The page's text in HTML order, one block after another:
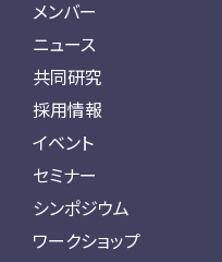
メンバー
ニュース
共同研究
採用情報
イベント
セミナー
シンポジウム
ワークショップ